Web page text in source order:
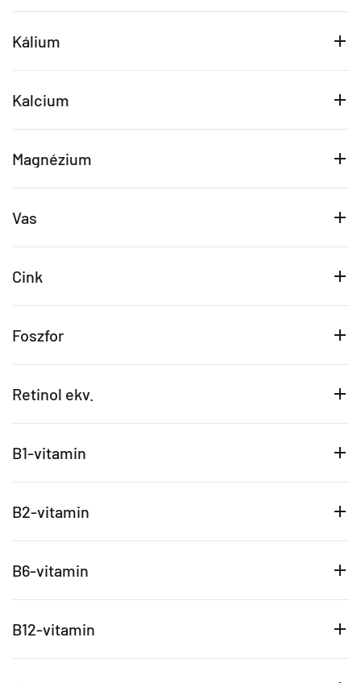
Kálium
Kalcium
Magnézium
Vas
Cink
Foszfor
Retinol ekv.
B1-vitamin
B2-vitamin
B6-vitamin
B12-vitamin